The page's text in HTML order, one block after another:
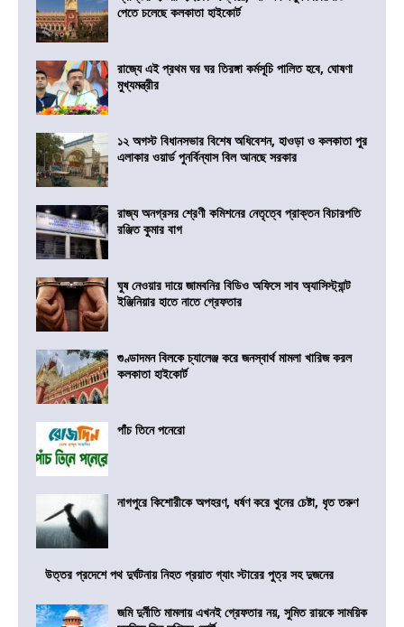
পেতে চলেছে কলকাতা হাইকোর্ট
রাজ্যে এই প্রথম ঘর ঘর তিরঙ্গা কর্মসূচি পালিত হবে, ঘোষণা
মুখ্যমন্ত্রীর
১২ অগস্ট বিধানসভার বিশেষ অধিবেশন, হাওড়া ও কলকাতা পুর
এলাকার ওয়ার্ড পুনর্বিন্যাস বিল আনছে সরকার
রাজ্য অনগ্রসর শ্রেণী কমিশনের নেতৃত্বে প্রাক্তন বিচারপতি
রঞ্জিত কুমার বাগ
ঘুষ নেওয়ার দায়ে জামবনির বিডিও অফিসে সাব অ্যাসিস্ট্যান্ট
ইঞ্জিনিয়ার হাতে নাতে গ্রেফতার
গুণ্ডাদমন বিলকে চ্যালেঞ্জ করে জনস্বার্থ মামলা খারিজ করল
কলকাতা হাইকোর্ট
পাঁচ তিনে পনেরো
নাগপুরে কিশোরীকে অপহরণ, ধর্ষণ করে খুনের চেষ্টা, ধৃত তরুণ
উত্তর প্রদেশে পথ দুর্ঘটনায় নিহত প্রয়াত গ্যাং স্টারের পুত্র সহ দুজনের
জমি দুর্নীতি মামলায় এখনই গ্রেফতার নয়, সুমিত রায়কে সাময়িক